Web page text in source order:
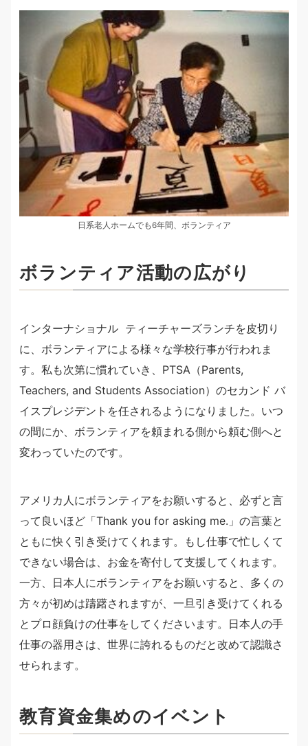
日系老人ホームでも6年間、ボランティア
ボランティア活動の広がり
インターナショナル ティーチャーズランチを皮切り
に、ボランティアによる様々な学校行事が行われま
す。私も次第に慣れていき、PTSA（Parents,
Teachers, and Students Association）のセカンド バ
イスプレジデントを任されるようになりました。いつ
の間にか、ボランティアを頼まれる側から頼む側へと
変わっていたのです。
アメリカ人にボランティアをお願いすると、必ずと言
って良いほど「Thank you for asking me.」の言葉と
ともに快く引き受けてくれます。もし仕事で忙しくて
できない場合は、お金を寄付して支援してくれます。
一方、日本人にボランティアをお願いすると、多くの
方々が初めは躊躇されますが、一旦引き受けてくれる
とプロ顔負けの仕事をしてくださいます。日本人の手
仕事の器用さは、世界に誇れるものだと改めて認識さ
せられます。
教育資金集めのイベント